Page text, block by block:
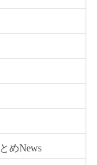
めNews